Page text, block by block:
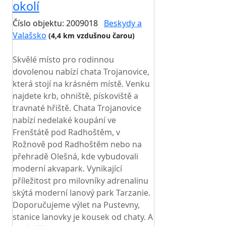
okolí
Číslo objektu: 2009018 Beskydy a
Valašsko (4,4 km vzdušnou čarou)
Skvělé místo pro rodinnou
dovolenou nabízí chata Trojanovice,
která stojí na krásném místě. Venku
najdete krb, ohniště, pískoviště a
travnaté hřiště. Chata Trojanovice
nabízí nedelaké koupání ve
Frenštátě pod Radhoštěm, v
Rožnově pod Radhoštěm nebo na
přehradě Olešná, kde vybudovali
moderní akvapark. Vynikající
příležitost pro milovníky adrenalinu
skýtá moderní lanový park Tarzanie.
Doporučujeme výlet na Pustevny,
stanice lanovky je kousek od chaty. A